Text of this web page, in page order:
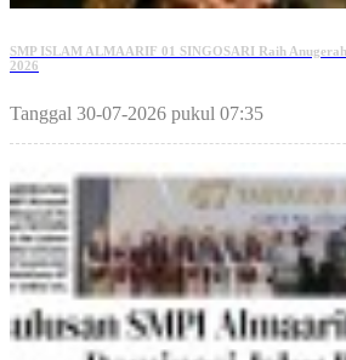
SMP ISLAM ALMAARIF 01 SINGOSARI Raih
2026
Tanggal 30-07-2026 pukul 07:35